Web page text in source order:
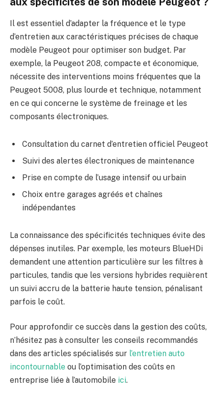
Il est essentiel d’adapter la fréquence et le type
d’entretien aux caractéristiques précises de chaque
modèle Peugeot pour optimiser son budget. Par
exemple, la Peugeot 208, compacte et économique,
nécessite des interventions moins fréquentes que la
Peugeot 5008, plus lourde et technique, notamment
en ce qui concerne le système de freinage et les
composants électroniques.
Consultation du carnet d’entretien officiel Peugeot
Suivi des alertes électroniques de maintenance
Prise en compte de l’usage intensif ou urbain
Choix entre garages agréés et chaînes
indépendantes
La connaissance des spécificités techniques évite des
dépenses inutiles. Par exemple, les moteurs BlueHDi
demandent une attention particulière sur les filtres à
particules, tandis que les versions hybrides requièrent
un suivi accru de la batterie haute tension, pénalisant
parfois le coût.
Pour approfondir ce succès dans la gestion des coûts,
n’hésitez pas à consulter les conseils recommandés
dans des articles spécialisés sur l’entretien auto
incontournable ou l’optimisation des coûts en
entreprise liée à l’automobile ici.